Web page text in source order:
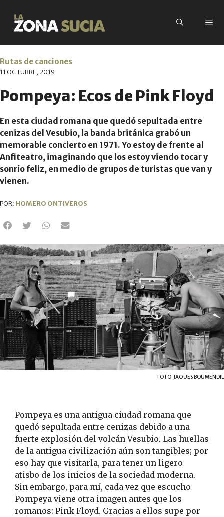
Rutas de canciones
11 OCTUBRE, 2019
Pompeya: Ecos de Pink Floyd
En esta ciudad romana que quedó sepultada entre
cenizas del Vesubio, la banda británica grabó un
memorable concierto en 1971. Yo estoy de frente al
Anfiteatro, imaginando que los estoy viendo tocar y
sonrío feliz, en medio de grupos de turistas que van y
vienen.
POR: HOMERO ONTIVEROS
FOTO: JAQUES BOUMENDIL
Pompeya es una antigua ciudad romana que
quedó sepultada entre cenizas debido a una
fuerte explosión del volcán Vesubio. Las huellas
de la antigua civilización aún son tangibles; por
eso hay que visitarla, para tener un ligero
atisbo de los inicios de la sociedad moderna.
Sin embargo, para mí, cada vez que escucho
Pompeya viene otra imagen antes que los
romanos: Pink Floyd. Gracias a ellos supe por